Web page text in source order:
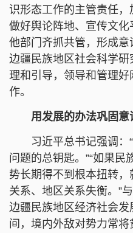
识形态工作的主管责任，
做好舆论阵地、宣传文
他部门齐抓共管，形成
边疆民族地区社会科学
理和引导，领导和管理
作。
用发展的办法巩固意
习近平总书记强调：“
问题的总钥匙。”“如果
势长期得不到根本扭转
关系、地区关系失衡。”
边疆民族地区经济社会
间，境内外敌对势力常